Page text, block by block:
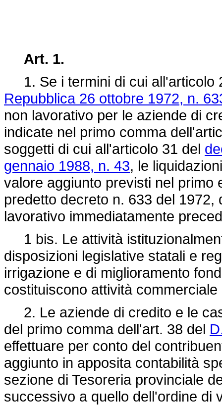
Art. 1.
1. Se i termini di cui all'articolo
Repubblica 26 ottobre 1972, n.
non lavorativo per le aziende di
indicate nel primo comma
soggetti di cui all'articolo 31 del
gennaio 1988, n. 43, le
valore aggiunto previsti nel primo
predetto decreto n. 633 del
lavorativo immediatamente
1 bis. Le attività
disposizioni legislative statali e
irrigazione e di miglioramento
costituiscono attività commerciale
2. Le aziende di credito e le
del primo comma dell'art. 38 del
effettuare per conto del
aggiunto in apposita contabilità
sezione di Tesoreria provinciale
successivo a quello dell'ordine di